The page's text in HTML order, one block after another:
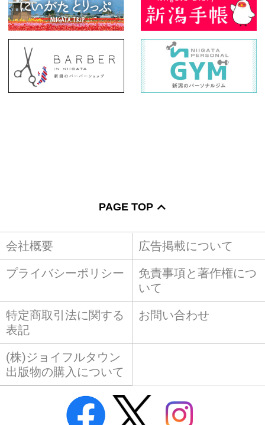
PAGE TOP
会社概要 広告掲載について
プライバシーポリシー
免責事項と著作権につ
いて
特定商取引法に関する
表記
お問い合わせ
(株)ジョイフルタウン
出版物の購入について